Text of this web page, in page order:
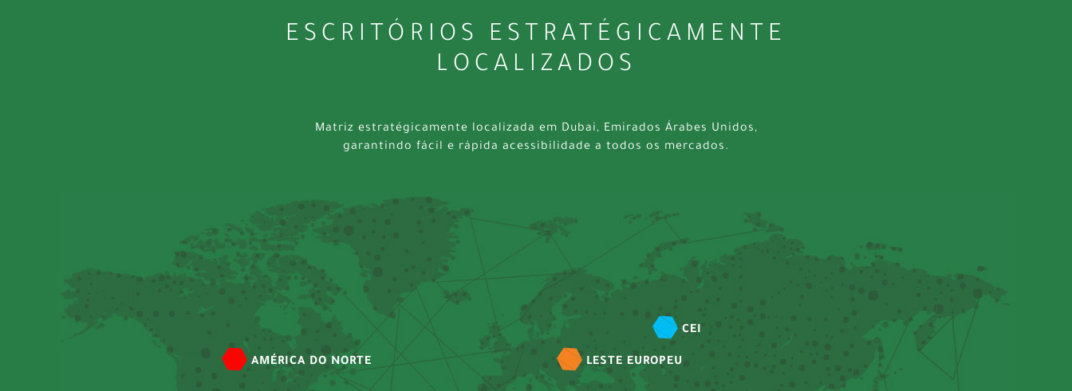
ESCRITÓRIOS ESTRATÉGICAMENTE
LOCALIZADOS
Matriz estratégicamente localizada em Dubai, Emirados Árabes Unidos,
garantindo fácil e rápida acessibilidade a todos os mercados.
AMÉRICA DO NORTE
CEI
LESTE EUROPEU